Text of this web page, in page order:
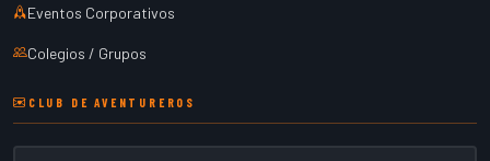
Eventos Corporativos
Colegios / Grupos
CLUB DE AVENTUREROS